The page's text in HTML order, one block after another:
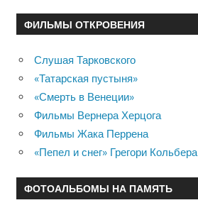
ФИЛЬМЫ ОТКРОВЕНИЯ
Слушая Тарковского
«Татарская пустыня»
«Смерть в Венеции»
Фильмы Вернера Херцога
Фильмы Жака Перрена
«Пепел и снег» Грегори Кольбера
ФОТОАЛЬБОМЫ НА ПАМЯТЬ